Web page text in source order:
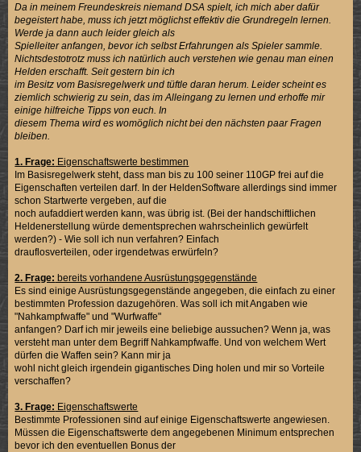
Da in meinem Freundeskreis niemand DSA spielt, ich mich aber dafür
begeistert habe, muss ich jetzt möglichst effektiv die Grundregeln lernen.
Werde ja dann auch leider gleich als
Spielleiter anfangen, bevor ich selbst Erfahrungen als Spieler sammle.
Nichtsdestotrotz muss ich natürlich auch verstehen wie genau man einen
Helden erschafft. Seit gestern bin ich
im Besitz vom Basisregelwerk und tüftle daran herum. Leider scheint es
ziemlich schwierig zu sein, das im Alleingang zu lernen und erhoffe mir
einige hilfreiche Tipps von euch. In
diesem Thema wird es womöglich nicht bei den nächsten paar Fragen
bleiben.
1. Frage: Eigenschaftswerte bestimmen
Im Basisregelwerk steht, dass man bis zu 100 seiner 110GP frei auf die
Eigenschaften verteilen darf. In der HeldenSoftware allerdings sind immer
schon Startwerte vergeben, auf die
noch aufaddiert werden kann, was übrig ist. (Bei der handschiftlichen
Heldenerstellung würde dementsprechen wahrscheinlich gewürfelt
werden?) - Wie soll ich nun verfahren? Einfach
drauflosverteilen, oder irgendetwas erwürfeln?
2. Frage: bereits vorhandene Ausrüstungsgegenstände
Es sind einige Ausrüstungsgegenstände angegeben, die einfach zu einer
bestimmten Profession dazugehören. Was soll ich mit Angaben wie
"Nahkampfwaffe" und "Wurfwaffe"
anfangen? Darf ich mir jeweils eine beliebige aussuchen? Wenn ja, was
versteht man unter dem Begriff Nahkampfwaffe. Und von welchem Wert
dürfen die Waffen sein? Kann mir ja
wohl nicht gleich irgendein gigantisches Ding holen und mir so Vorteile
verschaffen?
3. Frage: Eigenschaftswerte
Bestimmte Professionen sind auf einige Eigenschaftswerte angewiesen.
Müssen die Eigenschaftswerte dem angegebenen Minimum entsprechen
bevor ich den eventuellen Bonus der